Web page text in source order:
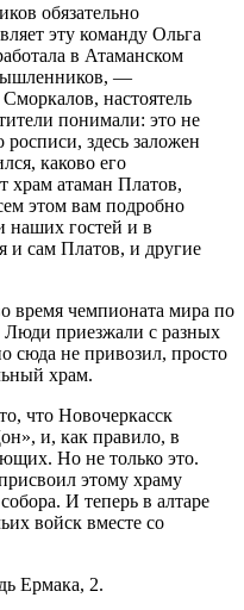
обязательно
эту команду Ольга
в Атаманском
—
настоятель
понимали: это не
росписи, здесь заложен
каково его
храм атаман Платов,
этом вам подробно
наших гостей и в
и сам Платов, и другие
время чемпионата мира по
Люди приезжали с разных
сюда не привозил, просто
храм.
что Новочеркасск
и, как правило, в
Но не только это.
этому храму
И теперь в алтаре
войск вместе со
Ермака, 2.